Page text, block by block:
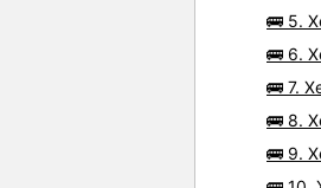
🚌 5.
🚌 6.
🚌 7.
🚌 8.
🚌 9.